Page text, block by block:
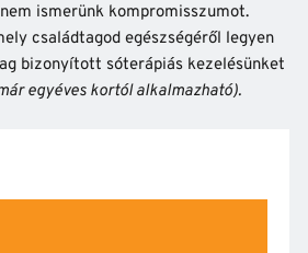
ismerünk kompromisszumot.
családtagod egészségéről legyen
egyéves kortól alkalmazható).